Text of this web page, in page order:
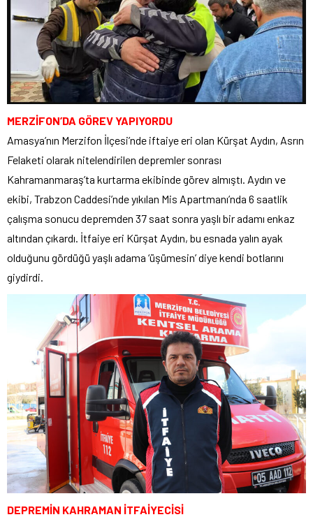
MERZİFON’DA GÖREV YAPIYORDU
Amasya’nın Merzifon İlçesi’nde iftaiye eri olan Kürşat Aydın, Asrın
Felaketi olarak nitelendirilen depremler sonrası
Kahramanmaraş’ta kurtarma ekibinde görev almıştı. Aydın ve
ekibi, Trabzon Caddesi’nde yıkılan Mis Apartmanı’nda 6 saatlik
çalışma sonucu depremden 37 saat sonra yaşlı bir adamı enkaz
altından çıkardı. İtfaiye eri Kürşat Aydın, bu esnada yalın ayak
olduğunu gördüğü yaşlı adama ‘üşümesin’ diye kendi botlarını
giydirdi.
DEPREMİN KAHRAMAN İTFAİYECİSİ